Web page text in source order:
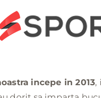
incepe in 2013,